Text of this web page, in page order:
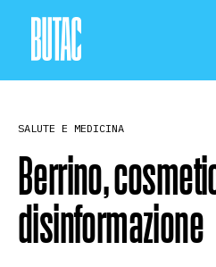
CRONACA E POLITICA
SALUTE E MEDICINA
Berrino,
disinformazione